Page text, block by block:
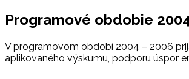
Programové obdobie
V programovom období 2004 – 2006
aplikovaného výskumu, podporu úspor